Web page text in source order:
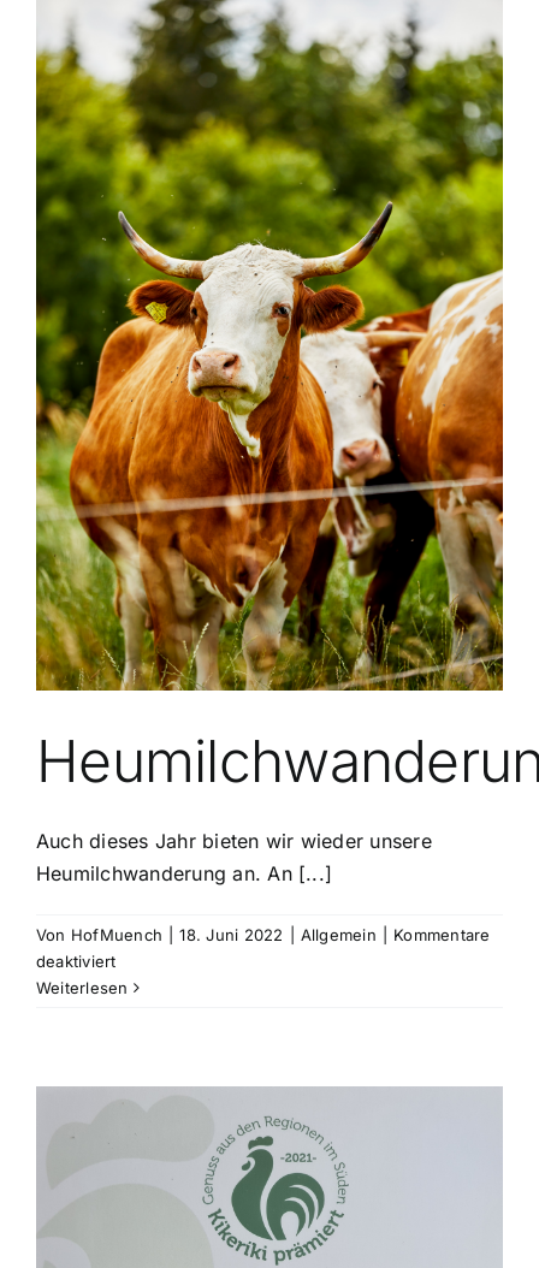
Auch dieses Jahr bieten wir wieder unsere
Heumilchwanderung an. An [...]
Von HofMuench 18. Juni 2022 Allgemein
Kommentare
deaktiviertfür
Heumilchwanderung
Weiterlesen